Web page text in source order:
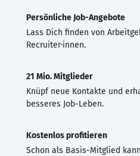
Persönliche Job-Angebote
Lass Dich finden von
Recruiter·innen.
21 Mio. Mitglieder
Knüpf neue Kontakte und
besseres Job-Leben.
Kostenlos profitieren
Schon als Basis-Mitglied